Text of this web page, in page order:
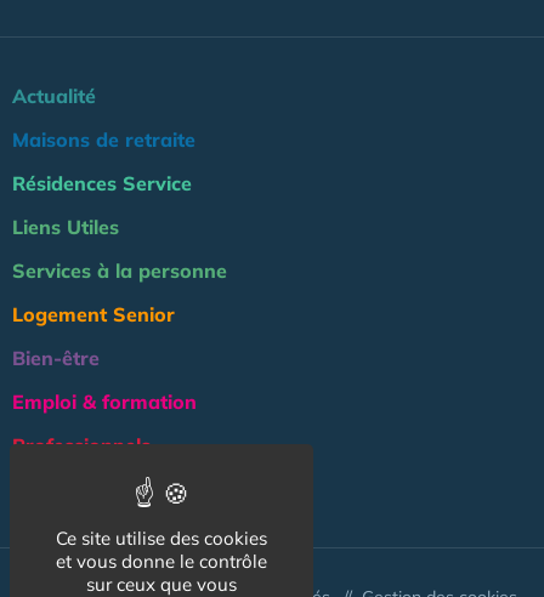
Actualité
Maisons de retraite
Résidences Service
Liens Utiles
Services à la personne
Logement Senior
Bien-être
Emploi & formation
Professionnels
NOS AUTRES SITES :
Ce site utilise des cookies
et vous donne le contrôle
sur ceux que vous